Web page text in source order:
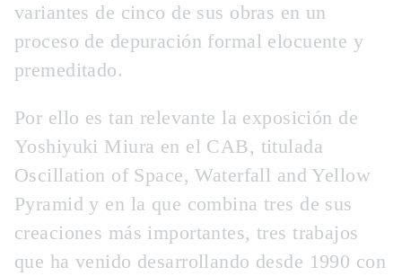
variantes de cinco de sus obras en un
proceso de depuración formal elocuente y
premeditado.
Por ello es tan relevante la exposición de
Yoshiyuki Miura en el CAB, titulada
Oscillation of Space, Waterfall and Yellow
Pyramid y en la que combina tres de sus
creaciones más importantes, tres trabajos
que ha venido desarrollando desde 1990 con